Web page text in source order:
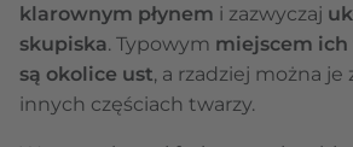
klarownym płynem i zazwyczaj
skupiska. Typowym miejscem
są okolice ust, a rzadziej można je
innych częściach twarzy.